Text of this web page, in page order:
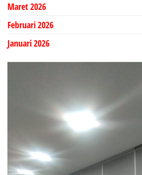
Maret 2026
Februari 2026
Januari 2026